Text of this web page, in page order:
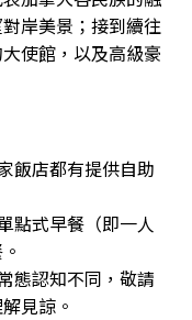
岸美景；接到續往
使館，以及高級豪
飯店都有提供自助
點式早餐（即一人
態認知不同，敬請
見諒。